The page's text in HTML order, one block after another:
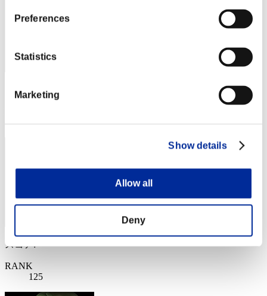
Preferences
Statistics
Marketing
Show details
Allow all
Deny
スコア: -
124
スコア: -
RANK
125